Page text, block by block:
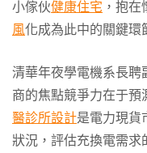
小傢伙健康住宅 ，抱
風化成為此中的關鍵環
清華年夜學電機系長
商的焦點競爭力在于
醫診所設計是電力現貨
狀況，評估充換電需